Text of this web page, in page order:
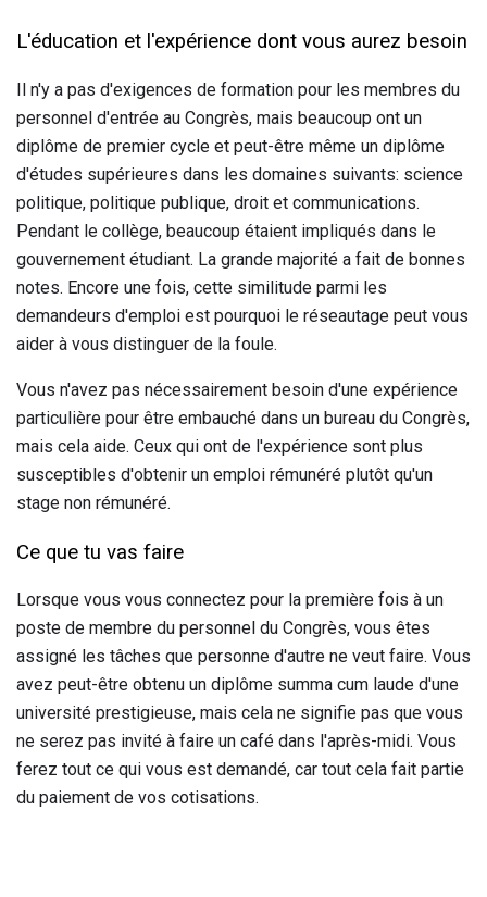
L'éducation et l'expérience dont vous aurez besoin
Il n'y a pas d'exigences de formation pour les membres du
personnel d'entrée au Congrès, mais beaucoup ont un
diplôme de premier cycle et peut-être même un diplôme
d'études supérieures dans les domaines suivants: science
politique, politique publique, droit et communications.
Pendant le collège, beaucoup étaient impliqués dans le
gouvernement étudiant. La grande majorité a fait de bonnes
notes. Encore une fois, cette similitude parmi les
demandeurs d'emploi est pourquoi le réseautage peut vous
aider à vous distinguer de la foule.
Vous n'avez pas nécessairement besoin d'une expérience
particulière pour être embauché dans un bureau du Congrès,
mais cela aide. Ceux qui ont de l'expérience sont plus
susceptibles d'obtenir un emploi rémunéré plutôt qu'un
stage non rémunéré.
Ce que tu vas faire
Lorsque vous vous connectez pour la première fois à un
poste de membre du personnel du Congrès, vous êtes
assigné les tâches que personne d'autre ne veut faire. Vous
avez peut-être obtenu un diplôme summa cum laude d'une
université prestigieuse, mais cela ne signifie pas que vous
ne serez pas invité à faire un café dans l'après-midi. Vous
ferez tout ce qui vous est demandé, car tout cela fait partie
du paiement de vos cotisations.